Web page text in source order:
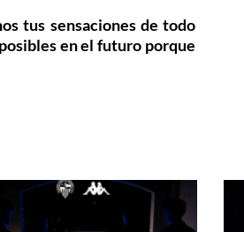
tus sensaciones de todo
en el futuro porque